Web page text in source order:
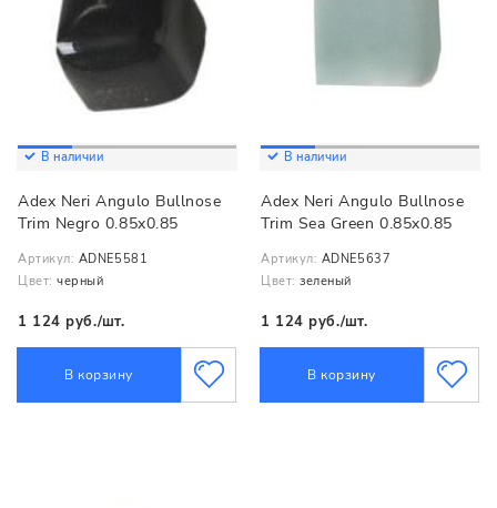
В наличии
Adex Neri Angulo Bullnose
Trim Negro 0.85x0.85
Артикул: ADNE5581
Цвет: черный
1 124 руб./шт.
В корзину
В наличии
Adex Neri Angulo Bullnose
Trim Sea Green 0.85x0.85
Артикул: ADNE5637
Цвет: зеленый
1 124 руб./шт.
В корзину